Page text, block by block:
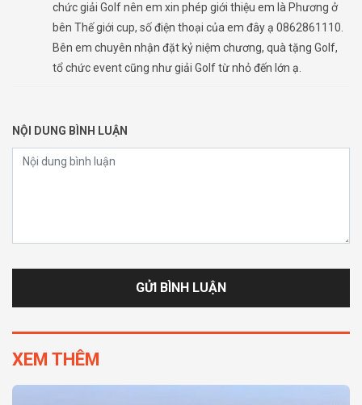
chức giải Golf nên em xin phép giới thiệu em là Phương ở
bên Thế giới cup, số điện thoại của em đây ạ 0862861110.
Bên em chuyên nhận đặt kỷ niệm chương, quà tặng Golf,
tổ chức event cũng như giải Golf từ nhỏ đến lớn ạ.
NỘI DUNG BÌNH LUẬN
XEM THÊM